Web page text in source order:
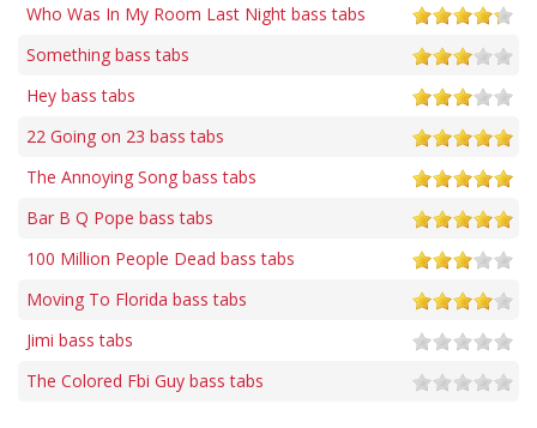
Who Was In My Room Last Night bass tabs
Something bass tabs
Hey bass tabs
22 Going on 23 bass tabs
The Annoying Song bass tabs
Bar B Q Pope bass tabs
100 Million People Dead bass tabs
Moving To Florida bass tabs
Jimi bass tabs
The Colored Fbi Guy bass tabs